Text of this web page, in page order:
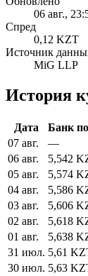
06 авг.,
Спред
0,12 KZT
Источник
MiG LLP
История
Дата Банк
07 авг.
—
06 авг.
5,542
05 авг.
5,574
04 авг.
5,586
03 авг.
5,606
02 авг.
5,618
01 авг.
5,638
31 июл. 5,61
30 июл. 5,63